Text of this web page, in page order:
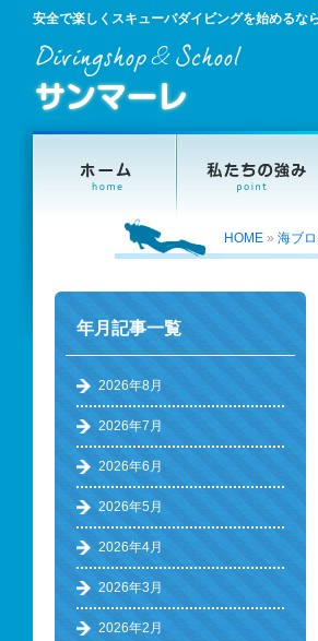
安全で楽しくスキューバダイビングを始めるな
HOME » 海ブ
年月記事一覧
2026年8月
2026年7月
2026年6月
2026年5月
2026年4月
2026年3月
2026年2月